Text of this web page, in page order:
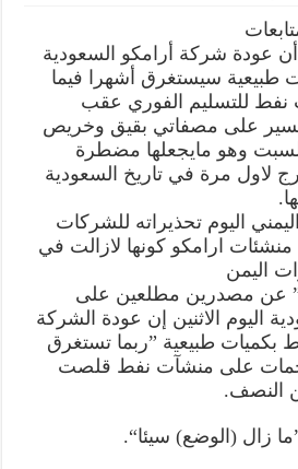
من
الخارج
لاول
مرة
في
تاريخها
والجيش
اليمني
يهدد
باستهداف
منشئات
مجددا
مغلقة
أن عودة شركة أرامكو السعودية
طبيعية سيستغرق أشهرا فيما
للتسليم الفوري عقب
على مصفاتي بقيق وخريص
وهو مايجعلها مضطرة
لاول مرة في تاريخ السعودية
اليوم تحذيراته للشركات
منشئات ارامكو كونها لازالت في
اليمن
عن مصدرين مطلعين على
اليوم الاثنين إن عودة الشركة
بكميات طبيعية ”ربما تستغرق
على منشآت نفط قلصت
النصف.
زال (الوضع) سيئا“.